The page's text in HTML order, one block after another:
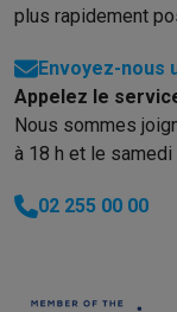
plus rapidement
Envoyez-nous
Appelez le
Nous sommes
à 18 h et le samedi
02 255 00 00